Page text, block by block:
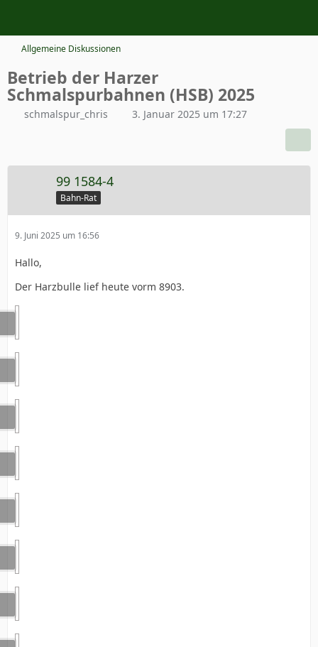
Allgemeine Diskussionen
Betrieb der Harzer
Schmalspurbahnen (HSB) 2025
schmalspur_chris 3. Januar 2025 um 17:27
99 1584-4
Bahn-Rat
9. Juni 2025 um 16:56
Hallo,
Der Harzbulle lief heute vorm 8903.